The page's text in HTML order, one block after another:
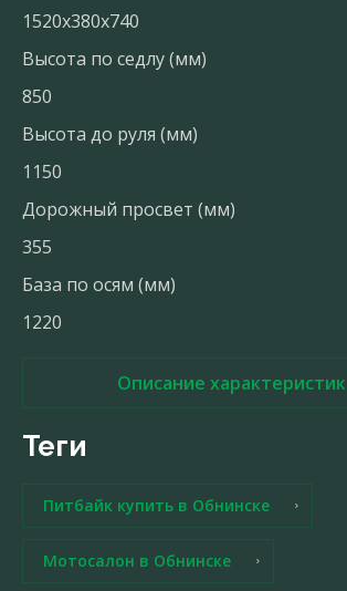
1520х380х740
Высота по седлу (мм)
850
Высота до руля (мм)
1150
Дорожный просвет (мм)
355
База по осям (мм)
1220
Описание характеристик
теги
Питбайк купить в Обнинске
Мотосалон в Обнинске